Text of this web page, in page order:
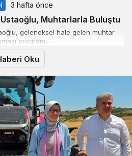
3 hafta önce
Ustaoğlu, Muhtarlarla Buluştu
geleneksel hale gelen muhtar
programı...
Oku